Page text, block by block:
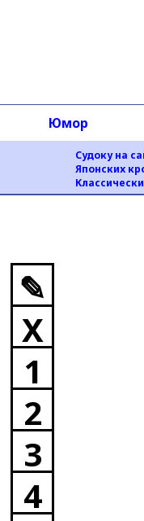
Судоку на
Японских
Юмор
✎
X
1
2
3
4